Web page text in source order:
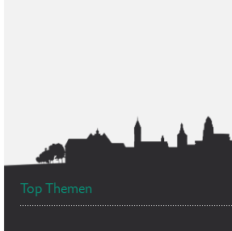
Top Themen